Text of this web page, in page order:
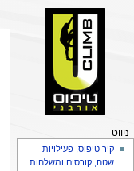
תפריט
ניווט
ניווט
קיר טיפוס, פעילויות
שטח, קורסים ומשלחות